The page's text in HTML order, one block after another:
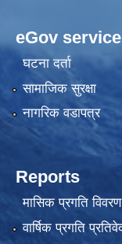
eGov
घटना दर्ता
सामाजिक सुरक्षा
नागरिक वडापत्र
Reports
मासिक प्रगति विवरण
वार्षिक प्रगति